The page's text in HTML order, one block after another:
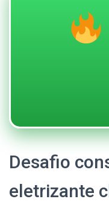
Desafio
eletrizante